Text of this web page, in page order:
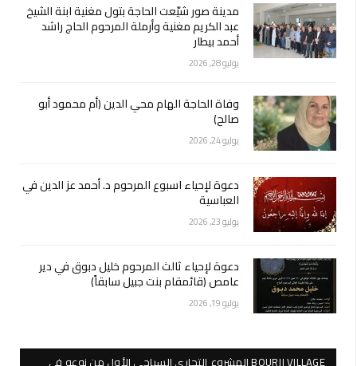
مدينة صور شيّعت الحاجة بتول مغنية ابنة الشيخ
عبد الكريم مغنية وأرملة المرحوم الحاج راشد
أحمد بيطار
يوليو 28, 2026
وفاة الحاجة الهام محي الدين (أم محمود أبو
صالح)
يوليو 24, 2026
دعوة لإحياء اسبوع المرحوم د. أحمد عز الدين في
العباسية
يوليو 23, 2026
دعوة لإحياء ثالث المرحوم خليل دبوق في دير
عامص (قائمقام بنت جبيل سابقاً)
يوليو 19, 2026